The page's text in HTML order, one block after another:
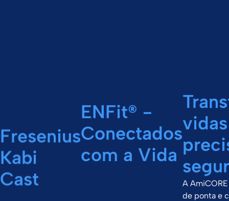
Fresenius
Kabi
Cast
ENFit® -
Conectados
com a Vida
A
de ponta e